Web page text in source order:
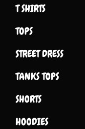
T SHIRTS
TOPS
STREET DRESS
TANKS TOPS
SHORTS
HOODIES